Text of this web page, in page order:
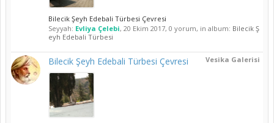
Bilecik Şeyh Edebali Türbesi Çevresi
Seyyah: Evliya Çelebi, 20 Ekim 2017, 0 yorum, in album: Bilecik Ş
eyh Edebali Türbesi
Vesika Galerisi
Bilecik Şeyh Edebali Türbesi Çevresi